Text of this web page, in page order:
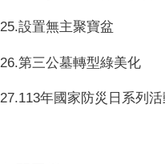
25.設置無主聚寶盆
26.第三公墓轉型綠美化
27.113年國家防災日系列